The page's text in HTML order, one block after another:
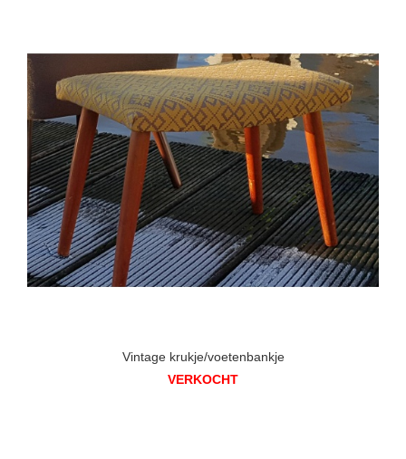
Vintage krukje/voetenbankje
VERKOCHT